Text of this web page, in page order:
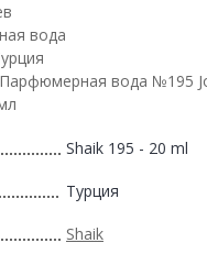
вода
вода №195
Shaik 195 - 20 ml
Турция
Shaik